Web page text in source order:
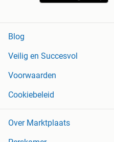
Blog
Veilig en Succesvol
Voorwaarden
Cookiebeleid
Over Marktplaats